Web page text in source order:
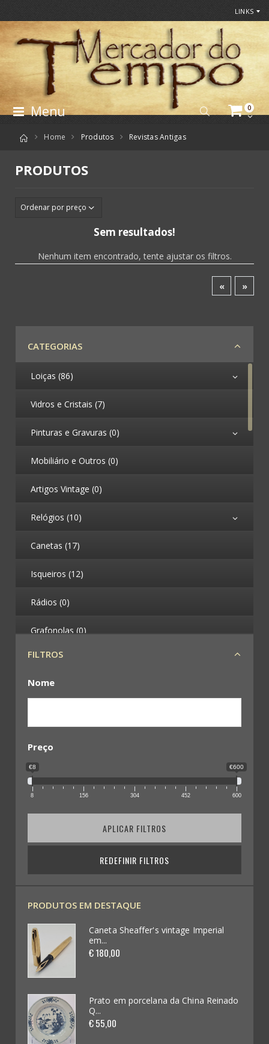
LINKS
Menu 0
Home Produtos Revistas Antigas
PRODUTOS
Sem resultados!
Nenhum item encontrado, tente ajustar os filtros.
« »
CATEGORIAS
Loiças (86)
Vidros e Cristais (7)
Pinturas e Gravuras (0)
Mobiliário e Outros (0)
Artigos Vintage (0)
Relógios (10)
Canetas (17)
Isqueiros (12)
Rádios (0)
Grafonolas (0)
Telefones (0)
Máquinas Fotográficas (4)
Leques (0)
Militária (78)
Condecorações (7)
Publicidade em Chapas / Cartazes (0)
Futebol / Desportos diversos (33)
Automobilia (62)
Videojogos e Consolas (4)
Brinquedos (62)
FILTROS
Nome
Preço
€8 €600
8 156 304 452 600
APLICAR FILTROS
REDEFINIR FILTROS
PRODUTOS EM DESTAQUE
Caneta Sheaffer's vintage Imperial
em...
€ 180,00
Prato em porcelana da China Reinado
Q...
€ 55,00